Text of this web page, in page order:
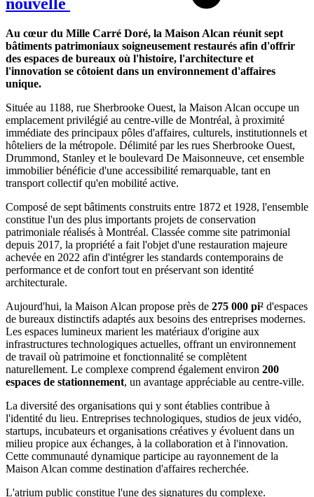
Au cœur du Mille Carré Doré, la Maison Alcan réunit sept
bâtiments patrimoniaux soigneusement restaurés afin d'offrir
des espaces de bureaux où l'histoire, l'architecture et
l'innovation se côtoient dans un environnement d'affaires
unique.
Située au 1188, rue Sherbrooke Ouest, la Maison Alcan occupe un
emplacement privilégié au centre-ville de Montréal, à proximité
immédiate des principaux pôles d'affaires, culturels, institutionnels et
hôteliers de la métropole. Délimité par les rues Sherbrooke Ouest,
Drummond, Stanley et le boulevard De Maisonneuve, cet ensemble
immobilier bénéficie d'une accessibilité remarquable, tant en
transport collectif qu'en mobilité active.
Composé de sept bâtiments construits entre 1872 et 1928, l'ensemble
constitue l'un des plus importants projets de conservation
patrimoniale réalisés à Montréal. Classée comme site patrimonial
depuis 2017, la propriété a fait l'objet d'une restauration majeure
achevée en 2022 afin d'intégrer les standards contemporains de
performance et de confort tout en préservant son identité
architecturale.
Aujourd'hui, la Maison Alcan propose près de 275 000 pi² d'espaces
de bureaux distinctifs adaptés aux besoins des entreprises modernes.
Les espaces lumineux marient les matériaux d'origine aux
infrastructures technologiques actuelles, offrant un environnement
de travail où patrimoine et fonctionnalité se complètent
naturellement. Le complexe comprend également environ 200
espaces de stationnement, un avantage appréciable au centre-ville.
La diversité des organisations qui y sont établies contribue à
l'identité du lieu. Entreprises technologiques, studios de jeux vidéo,
startups, incubateurs et organisations créatives y évoluent dans un
milieu propice aux échanges, à la collaboration et à l'innovation.
Cette communauté dynamique participe au rayonnement de la
Maison Alcan comme destination d'affaires recherchée.
L'atrium public constitue l'une des signatures du complexe.